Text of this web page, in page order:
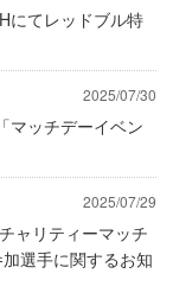
にてレッドブル特
2025/07/30
マッチデーイベン
2025/07/29
ャリティーマッチ
加選手に関するお知